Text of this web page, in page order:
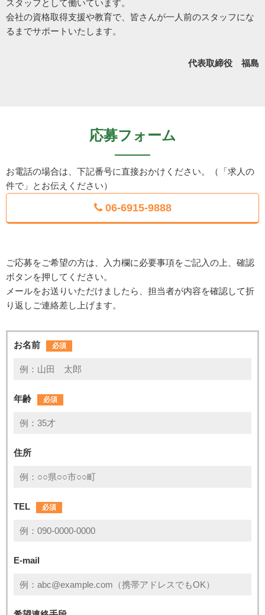
スタッフとして働いています。
会社の資格取得支援や教育で、皆さんが一人前のスタッフにな
るまでサポートいたします。
代表取締役 福島
応募フォーム
お電話の場合は、下記番号に直接おかけください。（「求人の
件で」とお伝えください）
06-6915-9888
ご応募をご希望の方は、入力欄に必要事項をご記入の上、確認
ボタンを押してください。
メールをお送りいただけましたら、担当者が内容を確認して折
り返しご連絡差し上げます。
お名前 必須
年齢 必須
住所
TEL 必須
E-mail